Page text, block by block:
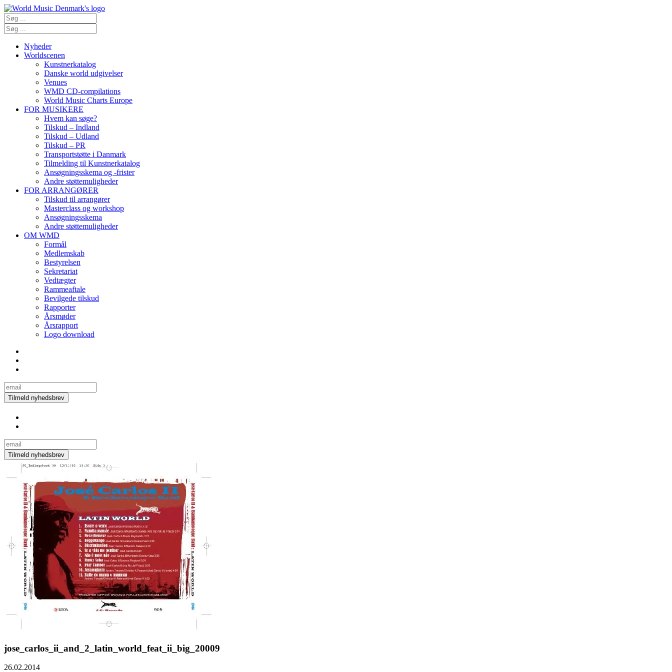
Nyheder
Worldscenen
Kunstnerkatalog
Danske world udgivelser
Venues
WMD CD-compilations
World Music Charts Europe
FOR MUSIKERE
Hvem kan søge?
Tilskud – Indland
Tilskud – Udland
Tilskud – PR
Transportstøtte i Danmark
Tilmelding til Kunstnerkatalog
Ansøgningsskema og -frister
Andre støttemuligheder
FOR ARRANGØRER
Tilskud til arrangører
Masterclass og workshop
Ansøgningsskema
Andre støttemuligheder
OM WMD
Formål
Medlemskab
Bestyrelsen
Sekretariat
Vedtægter
Rammeaftale
Bevilgede tilskud
Rapporter
Årsmøder
Årsrapport
Logo download
jose_carlos_ii_and_2_latin_world_feat_ii_big_20009
26.02.2014